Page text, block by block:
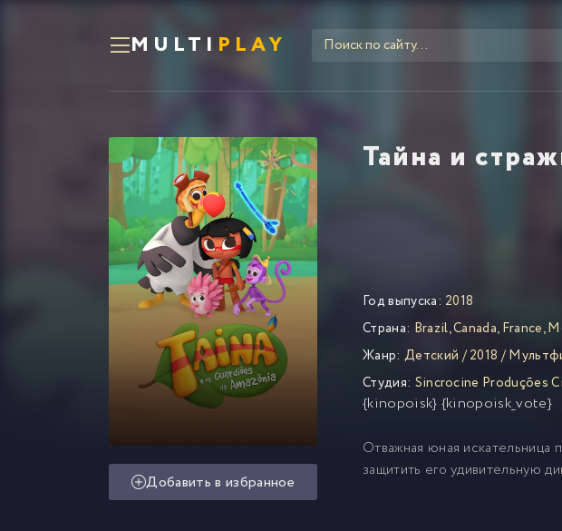
MULTI PLAY
Тайна и
Добавить в избранное
Год выпуска: 2018
Страна: Brazil,Canada,France,
Жанр: Детский /2018 /
Студия: Sincrocine Produções
{kinopoisk} {kinopoisk_vote}
Отважная юная искательница
защитить его удивительную